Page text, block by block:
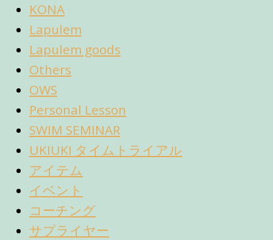
KONA
Lapulem
Lapulem goods
Others
OWS
Personal Lesson
SWIM SEMINAR
UKIUKI タイムトライアル
アイテム
イベント
コーチング
サプライヤー